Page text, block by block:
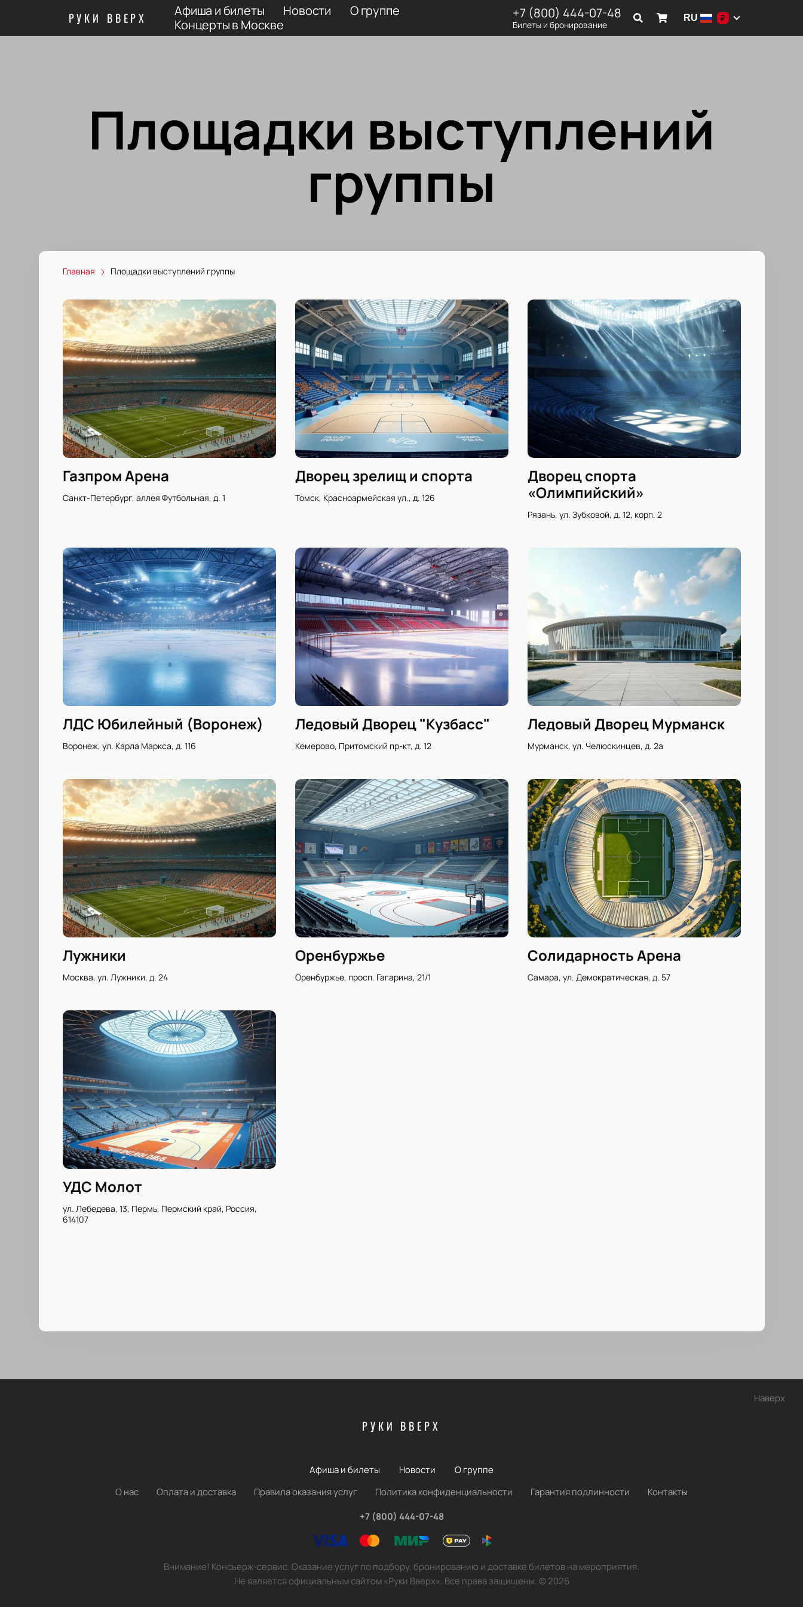
РУКИ ВВЕРХ Афиша и билеты Новости
О группе
Концерты в Москве
+7 (800) 444-07-48
Билеты и бронирование
RU ₽
Площадки выступлений
группы
Главная Площадки выступлений группы
Газпром Арена
Санкт-Петербург, аллея Футбольная, д. 1
Дворец зрелищ и спорта
Томск, Красноармейская ул., д. 126
Дворец спорта
«Олимпийский»
Рязань, ул. Зубковой, д. 12, корп. 2
ЛДС Юбилейный (Воронеж)
Воронеж, ул. Карла Маркса, д. 116
Ледовый Дворец "Кузбасс"
Кемерово, Притомский пр-кт, д. 12
Ледовый Дворец Мурманск
Мурманск, ул. Челюскинцев, д. 2а
Лужники
Москва, ул. Лужники, д. 24
Оренбуржье
Оренбуржье, просп. Гагарина, 21/1
Солидарность Арена
Самара, ул. Демократическая, д. 57
УДС Молот
ул. Лебедева, 13, Пермь, Пермский край, Россия,
614107
Наверх
РУКИ ВВЕРХ
Афиша и билеты Новости
О группе
О нас
Оплата и доставка Правила оказания услуг Политика конфиденциальности Гарантия подлинности
Контакты
+7 (800) 444-07-48
Внимание! Консьерж-сервис. Оказание услуг по подбору, бронированию и доставке билетов на мероприятия.
Не является официальным сайтом «Руки Вверх». Все права защищены.©2026